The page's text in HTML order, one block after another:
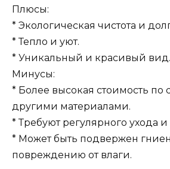
Плюсы:
* Экологическая чистота и
* Тепло и уют.
* Уникальный и красивый вид.
Минусы:
* Более высокая стоимость по
другими материалами.
* Требуют регулярного ухода
* Может быть подвержен
повреждению от влаги.